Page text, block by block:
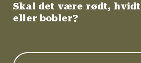
Skal det være rødt,
eller bobler?